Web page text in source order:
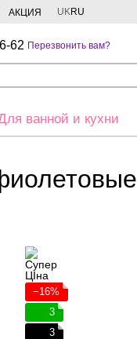
АКЦИЯ UKRU
62 Перезвонить вам?
ванной и кухни
−16%
3
3